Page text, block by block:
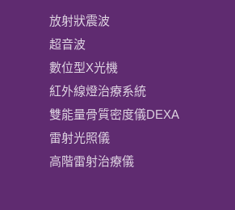
放射狀震波
超音波
數位型X光機
紅外線燈治療系統
雙能量骨質密度儀DEXA
雷射光照儀
高階雷射治療儀